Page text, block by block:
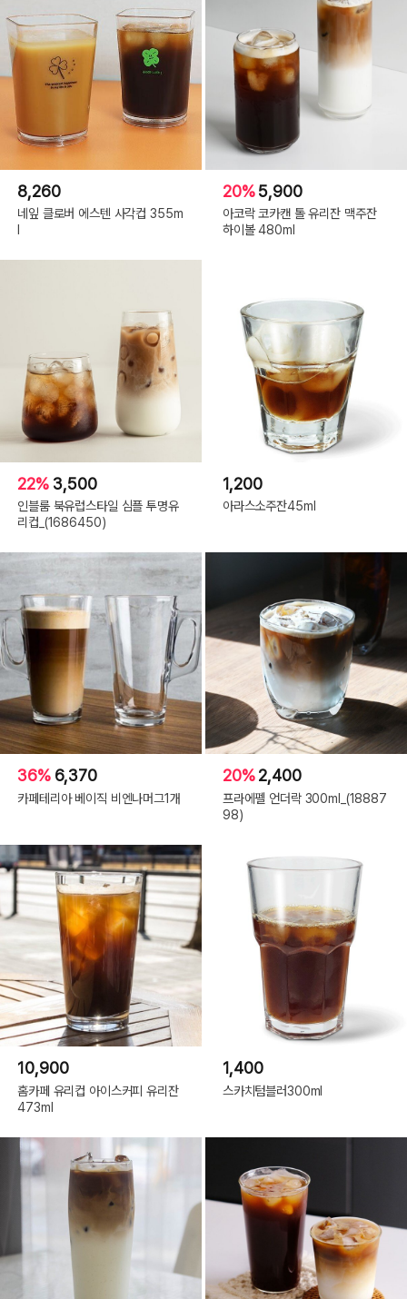
8,260
네잎 클로버 에스텐 사각컵 355m
20%5,900
아코락 코카캔 톨 유리잔 맥주잔
하이볼 480ml
22% 3,500
인블룸 북유럽스타일 심플 투명유
리컵_(1686450)
1,200
아라스소주잔45ml
36% 6,370
카페테리아 베이직 비엔나머그1개
20%2,400
프라에펠 언더락 300ml_(18887
98)
10,900
홈카페 유리컵 아이스커피 유리잔
473ml
1,400
스카치텀블러300ml